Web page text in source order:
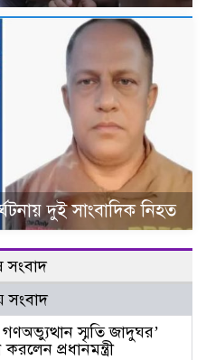
দুই সাংবাদিক নিহত
সংবাদ
সংবাদ
স্মৃতি জাদুঘর’
প্রধানমন্ত্রী